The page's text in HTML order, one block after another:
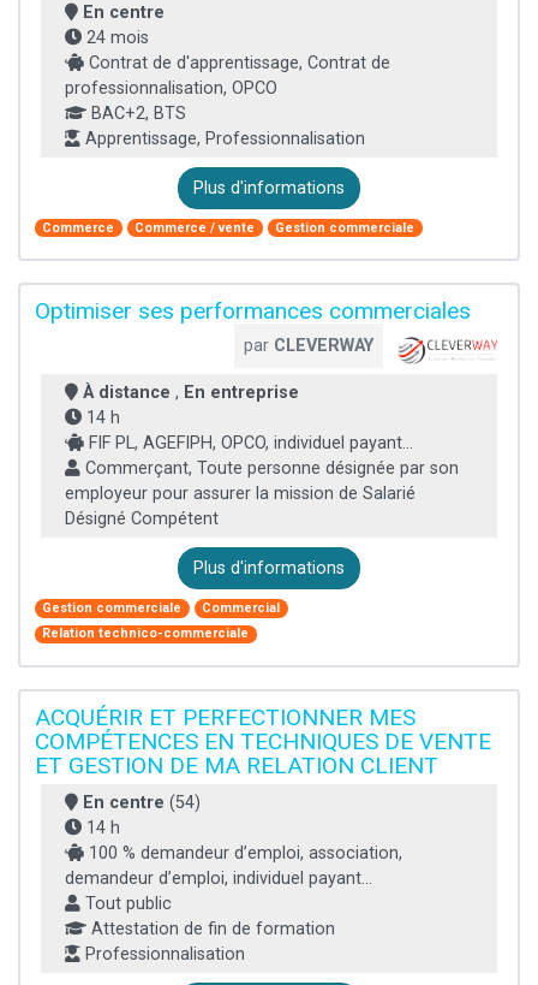
En centre
24 mois
Contrat de d'apprentissage, Contrat de
professionnalisation, OPCO
BAC+2, BTS
Apprentissage, Professionnalisation
Plus d'informations
Commerce Commerce / vente Gestion commerciale
Optimiser ses performances commerciales
par CLEVERWAY
À distance , En entreprise
14 h
FIF PL, AGEFIPH, OPCO, individuel payant...
Commerçant, Toute personne désignée par son
employeur pour assurer la mission de Salarié
Désigné Compétent
Plus d'informations
Gestion commerciale
Commercial
Relation technico-commerciale
ACQUÉRIR ET PERFECTIONNER MES
COMPÉTENCES EN TECHNIQUES DE VENTE
ET GESTION DE MA RELATION CLIENT
En centre (54)
14 h
100 % demandeur d’emploi, association,
demandeur d’emploi, individuel payant...
Tout public
Attestation de fin de formation
Professionnalisation